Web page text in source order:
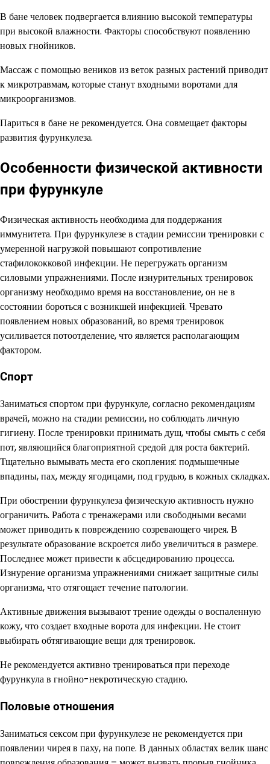
В бане человек подвергается влиянию высокой температуры
при высокой влажности. Факторы способствуют появлению
новых гнойников.
Массаж с помощью веников из веток разных растений приводит
к микротравмам, которые станут входными воротами для
микроорганизмов.
Париться в бане не рекомендуется. Она совмещает факторы
развития фурункулеза.
Особенности физической активности
при фурункуле
Физическая активность необходима для поддержания
иммунитета. При фурункулезе в стадии ремиссии тренировки с
умеренной нагрузкой повышают сопротивление
стафилококковой инфекции. Не перегружать организм
силовыми упражнениями. После изнурительных тренировок
организму необходимо время на восстановление, он не в
состоянии бороться с возникшей инфекцией. Чревато
появлением новых образований, во время тренировок
усиливается потоотделение, что является располагающим
фактором.
Спорт
Заниматься спортом при фурункуле, согласно рекомендациям
врачей, можно на стадии ремиссии, но соблюдать личную
гигиену. После тренировки принимать душ, чтобы смыть с себя
пот, являющийся благоприятной средой для роста бактерий.
Тщательно вымывать места его скопления: подмышечные
впадины, пах, между ягодицами, под грудью, в кожных складках.
При обострении фурункулеза физическую активность нужно
ограничить. Работа с тренажерами или свободными весами
может приводить к повреждению созревающего чирея. В
результате образование вскроется либо увеличиться в размере.
Последнее может привести к абсцедированию процесса.
Изнурение организма упражнениями снижает защитные силы
организма, что отягощает течение патологии.
Активные движения вызывают трение одежды о воспаленную
кожу, что создает входные ворота для инфекции. Не стоит
выбирать обтягивающие вещи для тренировок.
Не рекомендуется активно тренироваться при переходе
фурункула в гнойно-некротическую стадию.
Половые отношения
Заниматься сексом при фурункулезе не рекомендуется при
появлении чирея в паху, на попе. В данных областях велик шанс